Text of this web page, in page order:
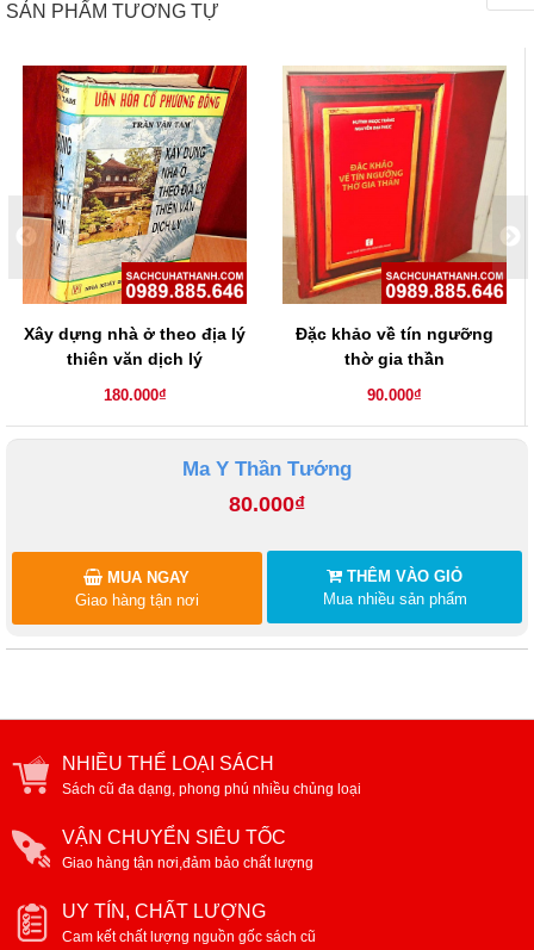
SẢN PHẨM TƯƠNG TỰ
Xây dựng nhà ở theo địa lý
thiên văn dịch lý
180.000₫
Đặc khảo về tín ngưỡng
thờ gia thần
90.000₫
Ma Y Thần Tướng
80.000₫
THÊM VÀO GIỎ
Mua nhiều sản phẩm
MUA NGAY
Giao hàng tận nơi
NHIỀU THỂ LOẠI SÁCH
Sách cũ đa dạng, phong phú nhiều chủng loại
VẬN CHUYỂN SIÊU TỐC
Giao hàng tận nơi,đảm bảo chất lượng
UY TÍN, CHẤT LƯỢNG
Cam kết chất lượng nguồn gốc sách cũ